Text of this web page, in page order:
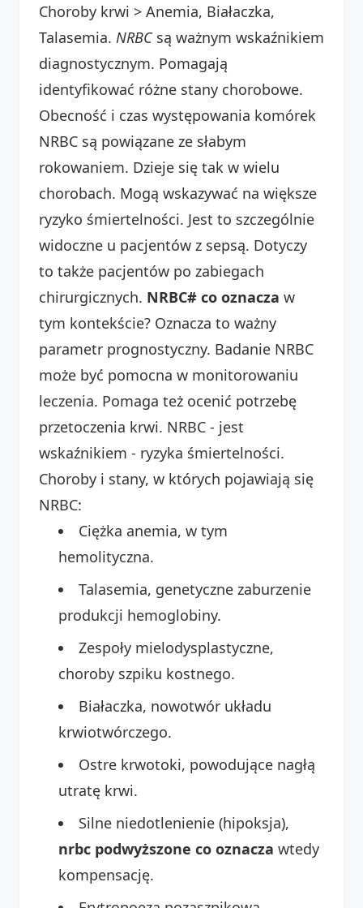
Choroby krwi > Anemia, Białaczka,
Talasemia. NRBCsą ważnym wskaźnikiem
diagnostycznym. Pomagają
identyfikować różne stany chorobowe.
Obecność i czas występowania komórek
NRBC są powiązane ze słabym
rokowaniem. Dzieje się tak w wielu
chorobach. Mogą wskazywać na większe
ryzyko śmiertelności. Jest to szczególnie
widoczne u pacjentów z sepsą. Dotyczy
to także pacjentów po zabiegach
chirurgicznych. NRBC# co oznacza w
tym kontekście? Oznacza to ważny
parametr prognostyczny. Badanie NRBC
może być pomocna w monitorowaniu
leczenia. Pomaga też ocenić potrzebę
przetoczenia krwi. NRBC - jest
wskaźnikiem - ryzyka śmiertelności.
Choroby i stany, w których pojawiają się
NRBC:
Ciężka anemia, w tym
hemolityczna.
Talasemia, genetyczne zaburzenie
produkcji hemoglobiny.
Zespoły mielodysplastyczne,
choroby szpiku kostnego.
Białaczka, nowotwór układu
krwiotwórczego.
Ostre krwotoki, powodujące nagłą
utratę krwi.
Silne niedotlenienie (hipoksja),
nrbc podwyższone co oznacza wtedy
kompensację.